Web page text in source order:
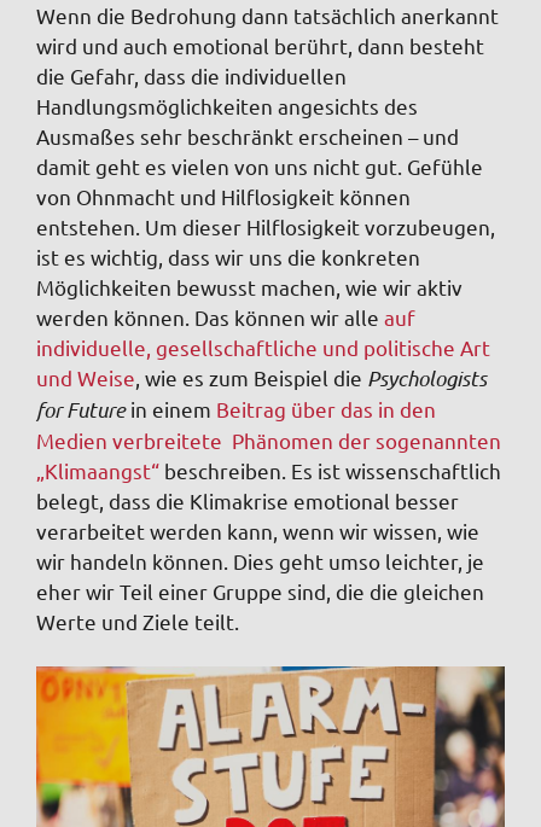
Wenn die Bedrohung dann tatsächlich anerkannt
wird und auch emotional berührt, dann besteht
die Gefahr, dass die individuellen
Handlungsmöglichkeiten angesichts des
Ausmaßes sehr beschränkt erscheinen – und
damit geht es vielen von uns nicht gut. Gefühle
von Ohnmacht und Hilflosigkeit können
entstehen. Um dieser Hilflosigkeit vorzubeugen,
ist es wichtig, dass wir uns die konkreten
Möglichkeiten bewusst machen, wie wir aktiv
werden können. Das können wir alle auf
individuelle, gesellschaftliche und politische Art
und Weise , wie es zum Beispiel die Psychologists
for Futurein einem Beitrag über das in den
Medien verbreitete Phänomen der sogenannten
„Klimaangst“ beschreiben . Es ist wissenschaftlich
belegt, dass die Klimakrise emotional besser
verarbeitet werden kann, wenn wir wissen, wie
wir handeln können. Dies geht umso leichter, je
eher wir Teil einer Gruppe sind, die die gleichen
Werte und Ziele teilt.